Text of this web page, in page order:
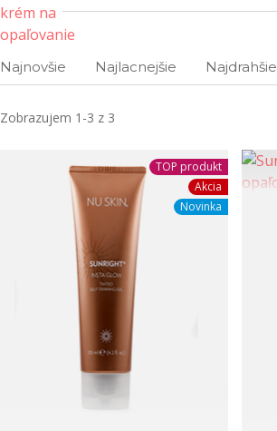
Najnovšie Najlacnejšie Najdrahšie
Zobrazujem 1-3 z 3
TOP produkt
Akcia
Novinka